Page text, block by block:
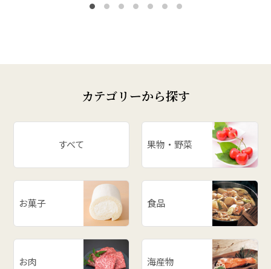
カテゴリーから探す
すべて 果物・野菜
お菓子 食品
お肉 海産物